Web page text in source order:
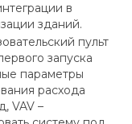
в
зданий.
пульт
запуска
параметры
расхода
VAV –